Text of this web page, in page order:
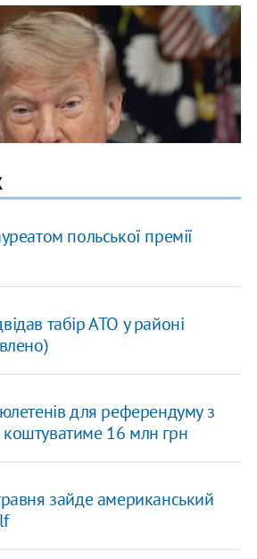
польської премії
табір АТО у районі
для референдуму з
16 млн грн
зайде американський